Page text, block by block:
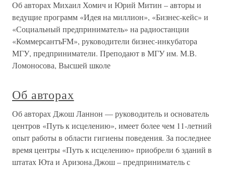
Об авторах Михаил Хомич и Юрий Митин – авторы и
ведущие программ «Идея на миллион», «Бизнес-кейс» и
«Социальный предприниматель» на радиостанции
«КоммерсантъFM», руководители бизнес-инкубатора
МГУ, предприниматели. Преподают в МГУ им. М.В.
Ломоносова, Высшей школе
Об авторах
Об авторах Джош Ланнон — руководитель и основатель
центров «Путь к исцелению», имеет более чем 11-летний
опыт работы в области гигиены поведения. За последнее
время центры «Путь к исцелению» приобрели 6 зданий в
штатах Юта и Аризона.Джош – предприниматель с